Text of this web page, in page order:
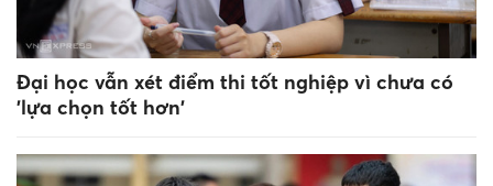
Đại học vẫn xét điểm thi tốt nghiệp vì chưa có
'lựa chọn tốt hơn'